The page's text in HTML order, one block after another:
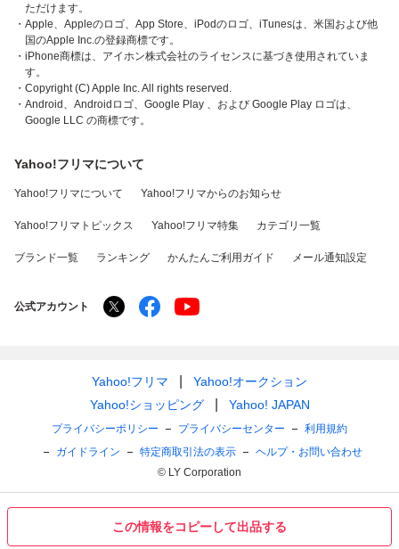
この情報をコピーして出品する
ただけます。
・Apple、Appleのロゴ、App Store、iPodのロゴ、iTunesは、米国および他
国のApple Inc.の登録商標です。
・iPhone商標は、アイホン株式会社のライセンスに基づき使用されていま
す。
・Copyright (C) Apple Inc. All rights reserved.
・Android、Androidロゴ、Google Play 、および Google Play ロゴは、
Google LLC の商標です。
Yahoo!フリマについて
Yahoo!フリマについて Yahoo!フリマからのお知らせ
Yahoo!フリマトピックス Yahoo!フリマ特集 カテゴリ一覧
ブランド一覧 ランキング かんたんご利用ガイド メール通知設定
公式アカウント
Yahoo!フリマ
Yahoo!オークション
Yahoo!ショッピング
Yahoo! JAPAN
プライバシーポリシー プライバシーセンター
利用規約
ガイドライン
特定商取引法の表示
ヘルプ・お問い合わせ
© LY Corporation